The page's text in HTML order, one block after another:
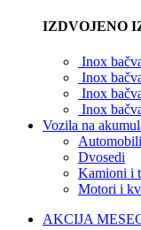
IZDVOJENO
Inox
Inox
Inox
Inox
Vozila na
Dvosedi
Kamioni i
Motori i
AKCIJA